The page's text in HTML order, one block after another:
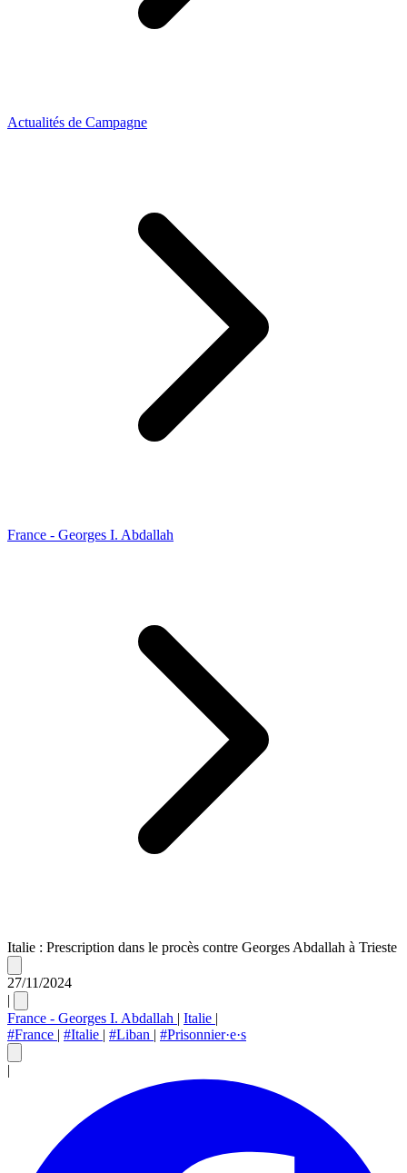
Actualités de Campagne
France - Georges I. Abdallah
Italie : Prescription dans le procès contre Georges Abdallah à Trieste
27/11/2024
|
France - Georges I. Abdallah | Italie |
#France | #Italie | #Liban | #Prisonnier·e·s
|